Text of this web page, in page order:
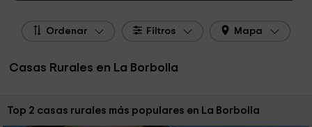
Ordenar Filtros Mapa
Casas Rurales en La Borbolla
Ordenar por:
Top 2 casas rurales más populares en La Borbolla